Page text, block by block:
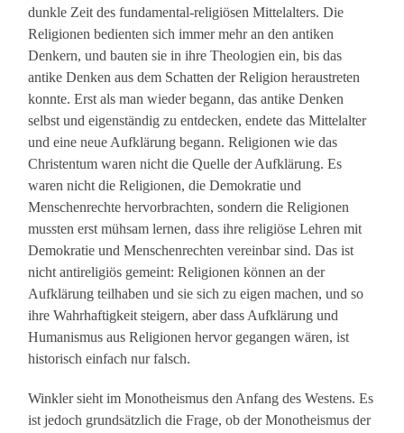
dunkle Zeit des fundamental-religiösen Mittelalters. Die
Religionen bedienten sich immer mehr an den antiken
Denkern, und bauten sie in ihre Theologien ein, bis das
antike Denken aus dem Schatten der Religion heraustreten
konnte. Erst als man wieder begann, das antike Denken
selbst und eigenständig zu entdecken, endete das Mittelalter
und eine neue Aufklärung begann. Religionen wie das
Christentum waren nicht die Quelle der Aufklärung. Es
waren nicht die Religionen, die Demokratie und
Menschenrechte hervorbrachten, sondern die Religionen
mussten erst mühsam lernen, dass ihre religiöse Lehren mit
Demokratie und Menschenrechten vereinbar sind. Das ist
nicht antireligiös gemeint: Religionen können an der
Aufklärung teilhaben und sie sich zu eigen machen, und so
ihre Wahrhaftigkeit steigern, aber dass Aufklärung und
Humanismus aus Religionen hervor gegangen wären, ist
historisch einfach nur falsch.
Winkler sieht im Monotheismus den Anfang des Westens. Es
ist jedoch grundsätzlich die Frage, ob der Monotheismus der